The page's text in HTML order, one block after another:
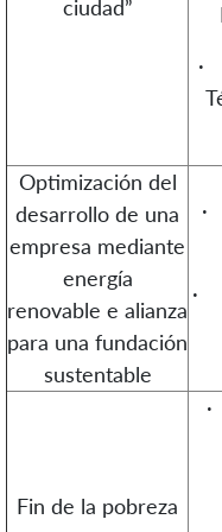
ciudad”
·
Optimización del
desarrollo de una
empresa mediante
energía
renovable e alianza
para una fundación
sustentable
·
·
Fin de la pobreza